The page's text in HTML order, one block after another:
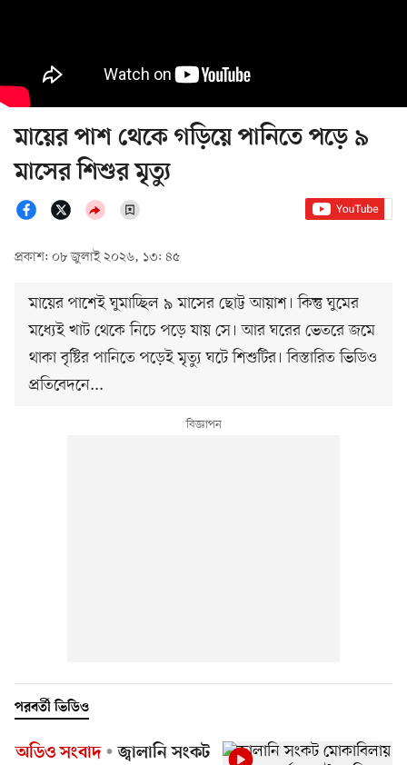
মায়ের পাশ থেকে গড়িয়ে পানিতে পড়ে ৯
মাসের শিশুর মৃত্যু
প্রকাশ: ০৮ জুলাই ২০২৬, ১৩: ৪৫
মায়ের পাশেই ঘুমাচ্ছিল ৯ মাসের ছোট্ট আয়াশ। কিন্তু ঘুমের
মধ্যেই খাট থেকে নিচে পড়ে যায় সে। আর ঘরের ভেতরে জমে
থাকা বৃষ্টির পানিতে পড়েই মৃত্যু ঘটে শিশুটির। বিস্তারিত ভিডিও
প্রতিবেদনে...
পরবর্তী ভিডিও
অডিও সংবাদ
জ্বালানি সংকট